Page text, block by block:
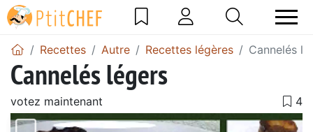
Recettes Autre Recettes légères Cannelés
Cannelés légers
votez maintenant